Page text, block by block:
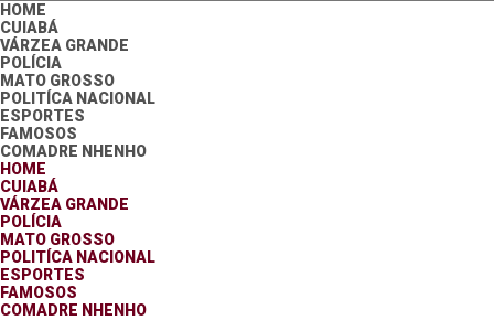
HOME
CUIABÁ
VÁRZEA GRANDE
POLÍCIA
MATO GROSSO
POLITÍCA NACIONAL
ESPORTES
FAMOSOS
COMADRE NHENHO
HOME
CUIABÁ
VÁRZEA GRANDE
POLÍCIA
MATO GROSSO
POLITÍCA NACIONAL
ESPORTES
FAMOSOS
COMADRE NHENHO